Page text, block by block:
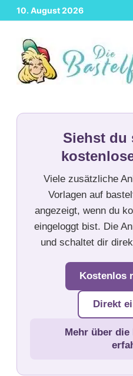
Zurück
zum
Inhalt
10. August 2026
Siehst du
Viele zusätzliche
Vorlagen auf
angezeigt, wenn du
eingeloggt bist. Die
und schaltet dir
Kostenlos
Direkt
Mehr über